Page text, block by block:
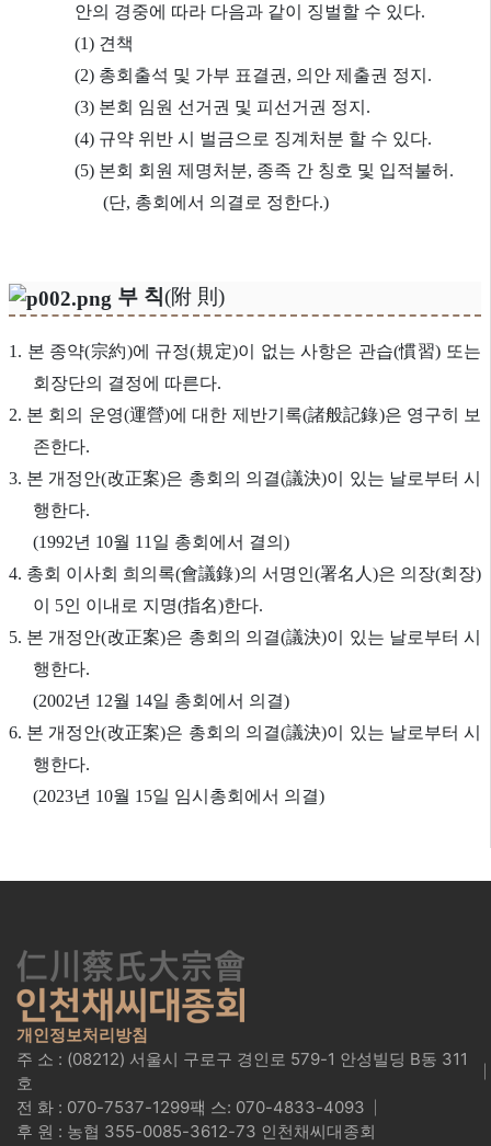
안의 경중에 따라 다음과 같이 징벌할 수 있다.
(1) 견책
(2) 총회출석 및 가부 표결권, 의안 제출권 정지.
(3) 본회 임원 선거권 및 피선거권 정지.
(4) 규약 위반 시 벌금으로 징계처분 할 수 있다.
(5) 본회 회원 제명처분, 종족 간 칭호 및 입적불허.
(단, 총회에서 의결로 정한다.)
부 칙(附 則)
1. 본 종약(宗約)에 규정(規定)이 없는 사항은 관습(慣習) 또는
회장단의 결정에 따른다.
2. 본 회의 운영(運營)에 대한 제반기록(諸般記錄)은 영구히 보
존한다.
3. 본 개정안(改正案)은 총회의 의결(議決)이 있는 날로부터 시
행한다.
(1992년 10월 11일 총회에서 결의)
4. 총회 이사회 희의록(會議錄)의 서명인(署名人)은 의장(회장)
이 5인 이내로 지명(指名)한다.
5. 본 개정안(改正案)은 총회의 의결(議決)이 있는 날로부터 시
행한다.
(2002년 12월 14일 총회에서 의결)
6. 본 개정안(改正案)은 총회의 의결(議決)이 있는 날로부터 시
행한다.
(2023년 10월 15일 임시총회에서 의결)
개인정보처리방침
주 소 : (08212) 서울시 구로구 경인로 579-1 안성빌딩 B동 311
호
전 화 : 070-7537-1299팩 스: 070-4833-4093
후 원 : 농협 355-0085-3612-73 인천채씨대종회